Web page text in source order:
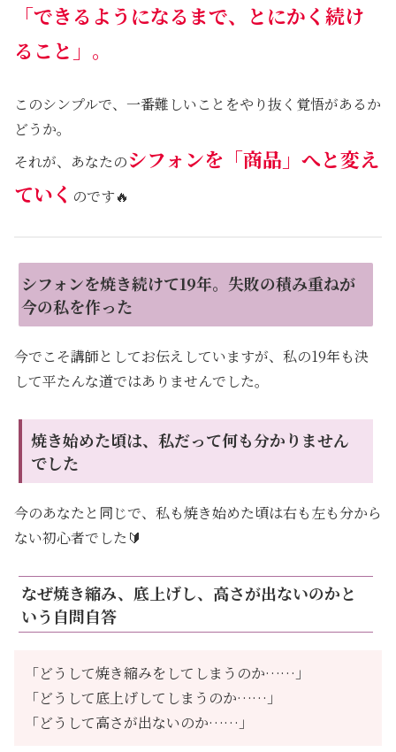
「できるようになるまで、とにかく続け
ること」。
このシンプルで、一番難しいことをやり抜く覚悟があるか
どうか。
それが、あなたのシフォンを「商品」へと変え
ていく のです🔥
シフォンを焼き続けて19年。失敗の積み重ねが
今の私を作った
今でこそ講師としてお伝えしていますが、私の19年も決
して平たんな道ではありませんでした。
焼き始めた頃は、私だって何も分かりません
でした
今のあなたと同じで、私も焼き始めた頃は右も左も分から
ない初心者でした🔰
なぜ焼き縮み、底上げし、高さが出ないのかと
いう自問自答
「どうして焼き縮みをしてしまうのか……」
「どうして底上げしてしまうのか……」
「どうして高さが出ないのか……」